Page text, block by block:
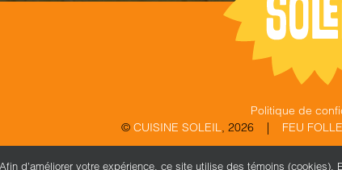
Politique de
© CUISINE SOLEIL, 2026 | FEU
Afin d’améliorer votre expérience, ce site utilise des témoins (cookies).